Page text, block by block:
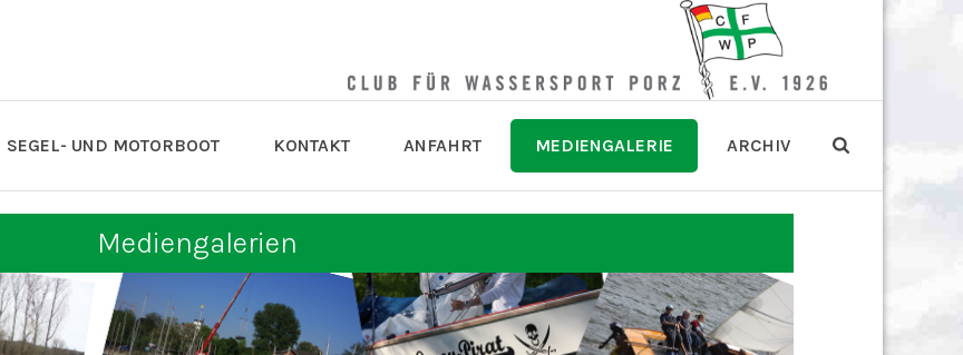
SEGEL- UND MOTORBOOT KONTAKT ANFAHRT MEDIENGALERIE ARCHIV
Mediengalerien